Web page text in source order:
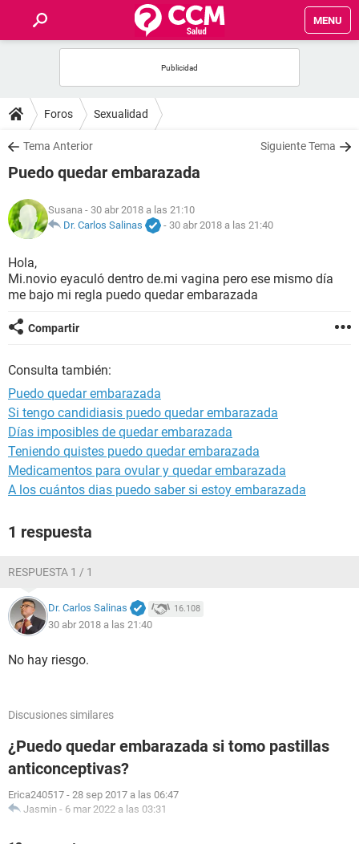
MENU
FOROS
SALUD
NUTRICIÓN
BIENESTAR
Foros Sexualidad
Tema Anterior Siguiente Tema
Puedo quedar embarazada
Susana - 30 abr 2018 a las 21:10
Dr. Carlos Salinas
- 30 abr 2018 a las 21:40
Hola,
Mi.novio eyaculó dentro de.mi vagina pero ese mismo día
me bajo mi regla puedo quedar embarazada
Compartir
Consulta también:
Puedo quedar embarazada
Si tengo candidiasis puedo quedar embarazada
Días imposibles de quedar embarazada
Teniendo quistes puedo quedar embarazada
Medicamentos para ovular y quedar embarazada
A los cuántos dias puedo saber si estoy embarazada
1 respuesta
RESPUESTA 1 / 1
Dr. Carlos Salinas 16.108
30 abr 2018 a las 21:40
No hay riesgo.
Discusiones similares
¿Puedo quedar embarazada si tomo pastillas
anticonceptivas?
Erica240517 - 28 sep 2017 a las 06:47
Jasmin - 6 mar 2022 a las 03:31